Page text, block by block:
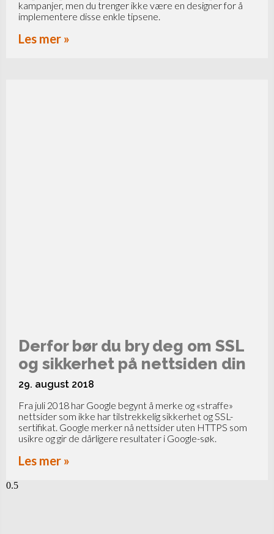
kampanjer, men du trenger ikke være en designer for å
implementere disse enkle tipsene.
Les mer »
Derfor bør du bry deg om SSL
og sikkerhet på nettsiden din
29. august 2018
Fra juli 2018 har Google begynt å merke og «straffe»
nettsider som ikke har tilstrekkelig sikkerhet og SSL-
sertifikat. Google merker nå nettsider uten HTTPS som
usikre og gir de dårligere resultater i Google-søk.
Les mer »